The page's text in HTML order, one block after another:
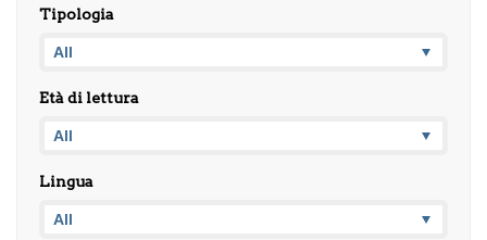
Tipologia
Età di lettura
Lingua